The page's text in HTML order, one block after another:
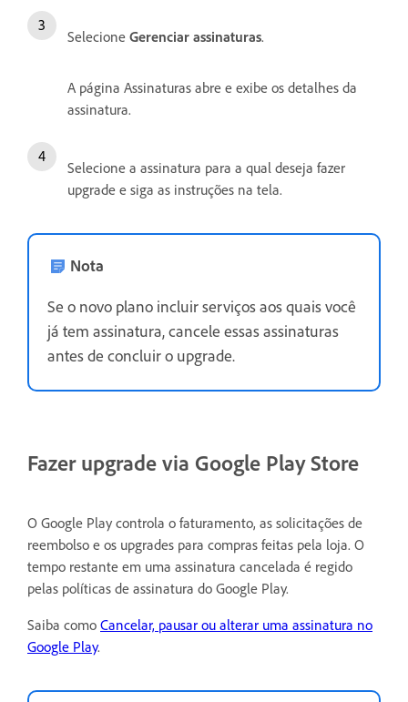
Selecione Gerenciar assinaturas.
A página Assinaturas abre e exibe os detalhes da
assinatura.
Selecione a assinatura para a qual deseja fazer
upgrade e siga as instruções na tela.
Nota
Se o novo plano incluir serviços aos quais você
já tem assinatura, cancele essas assinaturas
antes de concluir o upgrade.
Fazer upgrade via Google Play Store
O Google Play controla o faturamento, as solicitações de
reembolso e os upgrades para compras feitas pela loja. O
tempo restante em uma assinatura cancelada é regido
pelas políticas de assinatura do Google Play.
Saiba como Cancelar, pausar ou alterar uma assinatura no
Google Play.